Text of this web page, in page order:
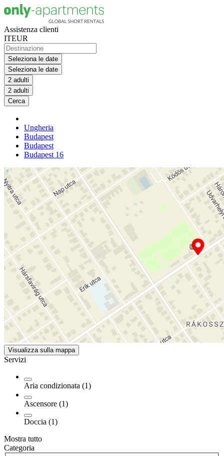
Assistenza clienti
ITEUR
Seleziona le date
Seleziona le date
2 adulti
2 adulti
Cerca
Ungheria
Budapest
Budapest
Budapest 16
Visualizza sulla mappa
Servizi
Aria condizionata (1)
Ascensore (1)
Doccia (1)
Mostra tutto
Categoria